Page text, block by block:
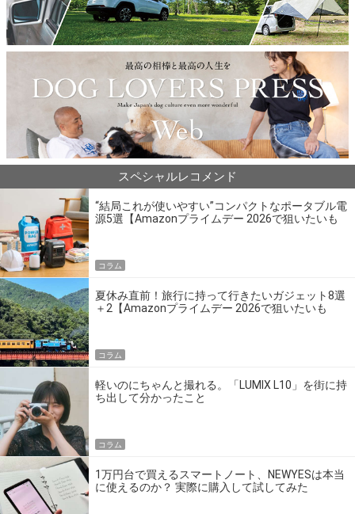
スペシャルレコメンド
“結局これが使いやすい”コンパクトなポータブル電
源5選【Amazonプライムデー 2026で狙いたいも
コラム
夏休み直前！旅行に持って行きたいガジェット8選
＋2【Amazonプライムデー 2026で狙いたいも
コラム
軽いのにちゃんと撮れる。「LUMIX L10」を街に持
ち出して分かったこと
コラム
1万円台で買えるスマートノート、NEWYESは本当
に使えるのか？ 実際に購入して試してみた